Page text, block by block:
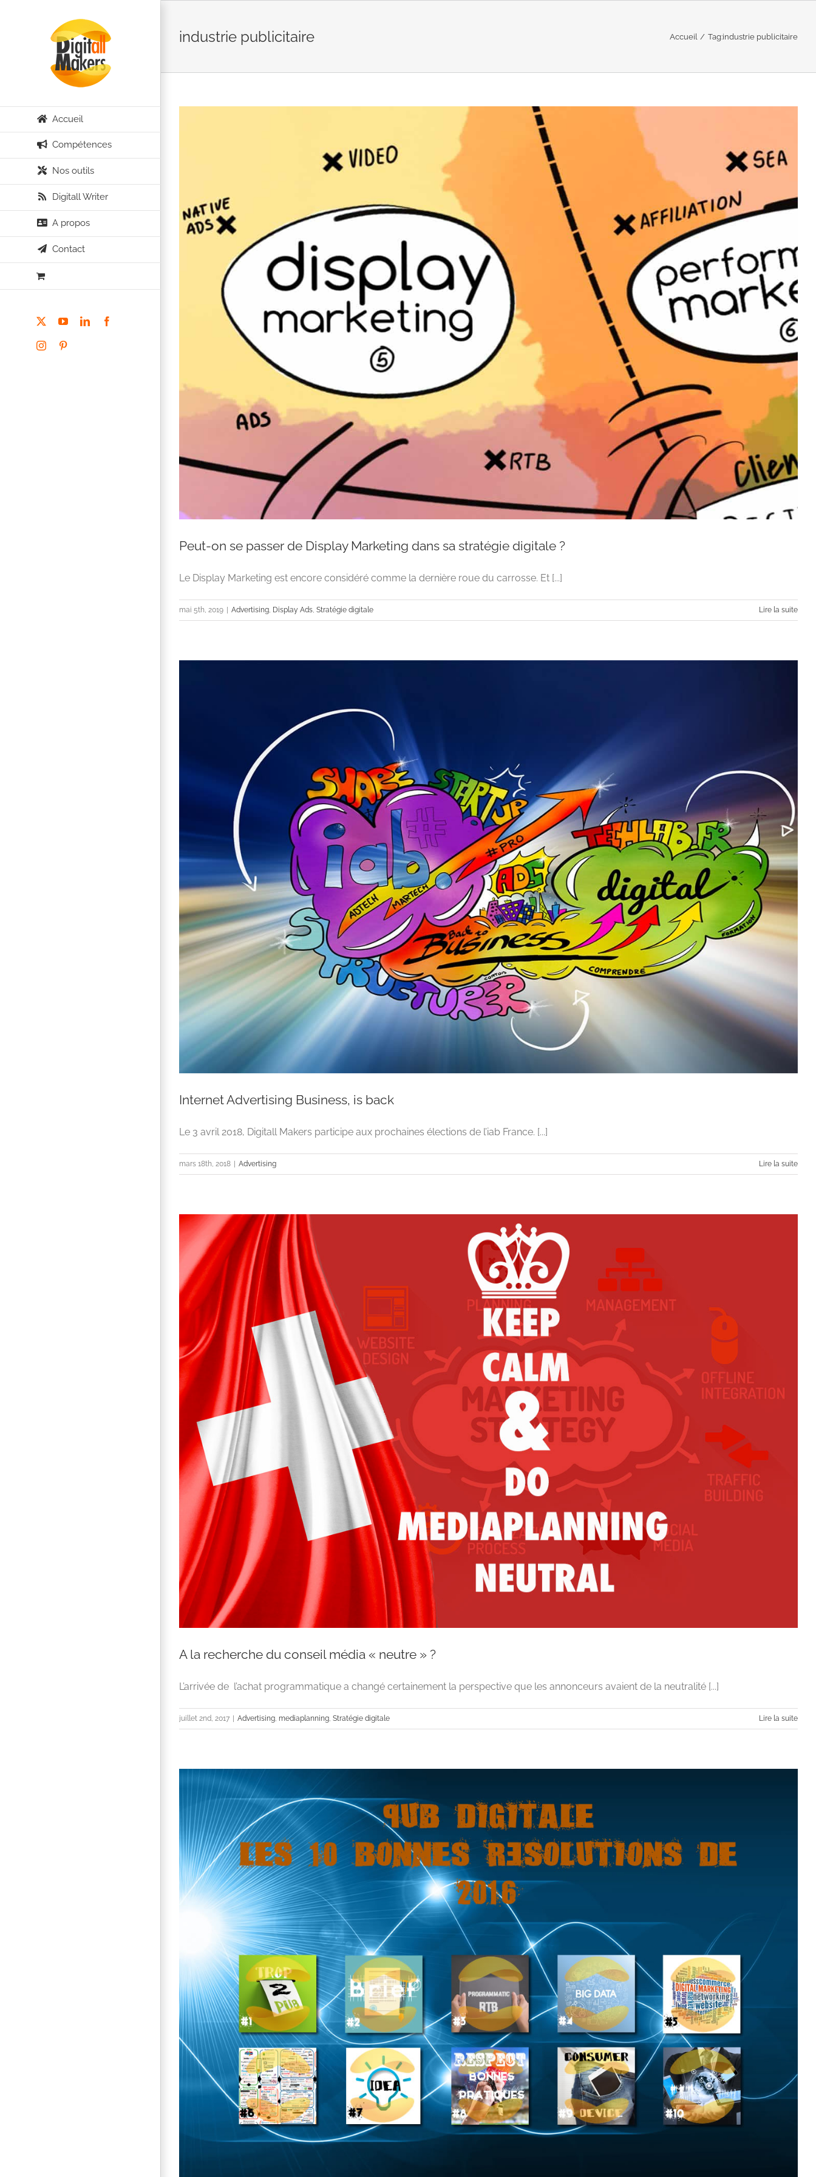
Accueil
Compétences
Nos outils
Digitall Writer
A propos
Contact
YouTubeLinkedIn
Instagram
industrie publicitaire Accueil Tag:industrie publicitaire
Peut-on se passer de Display Marketing dans sa stratégie digitale ?
Advertising
Peut-on se passer de Display Marketing dans sa stratégie digitale ?
Le Display Marketing est encore considéré comme la dernière roue du carrosse. Et [...]
mai 5th, 2019 Advertising, Display Ads, Stratégie digitale Lire la suite
Internet Advertising Business, is back
Advertising
Internet Advertising Business, is back
Le 3 avril 2018, Digitall Makers participe aux prochaines élections de l’iab France. [...]
mars 18th, 2018 Advertising Lire la suite
A la recherche du conseil média « neutre » ?
Advertising mediaplanning Stratégie digitale
A la recherche du conseil média « neutre » ?
L’arrivée de l’achat programmatique a changé certainement la perspective que les annonceurs avaient de la neutralité [...]
juillet 2nd, 2017 | Advertising mediaplanning Stratégie digitale Lire la suite